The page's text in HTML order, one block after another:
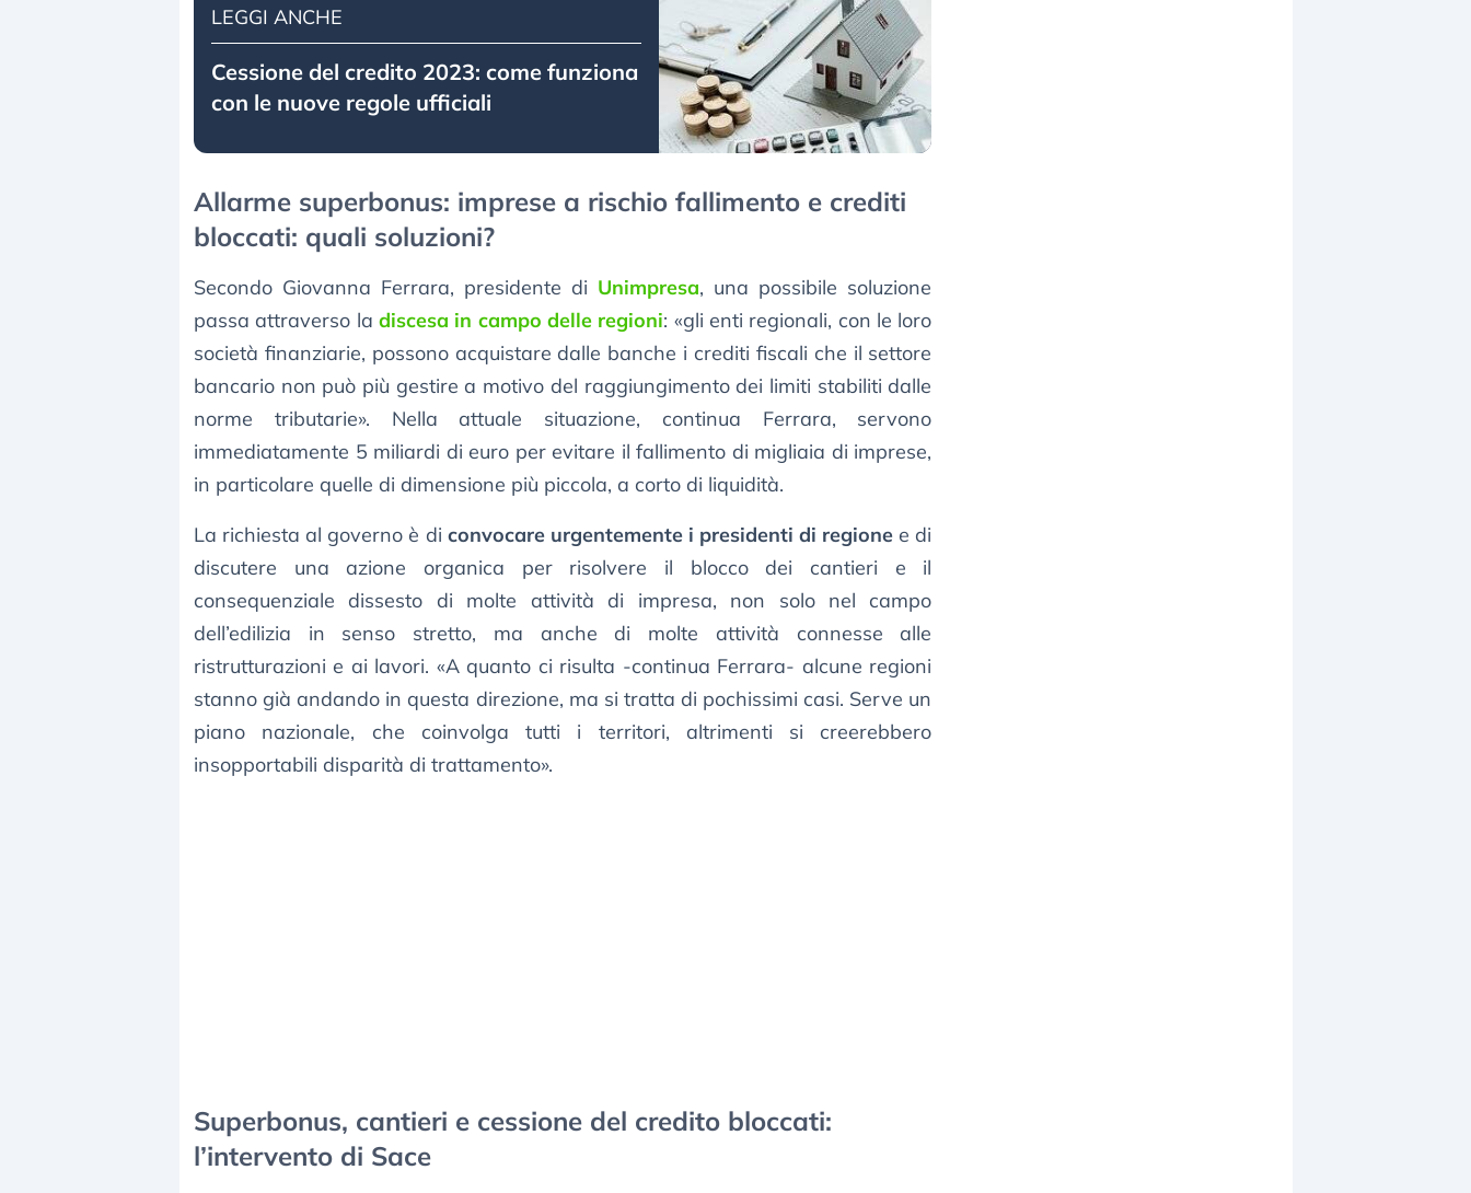
LEGGI ANCHE
Cessione del credito 2023: come funziona
con le nuove regole ufficiali
Allarme superbonus: imprese a rischio fallimento e crediti
bloccati: quali soluzioni?
Secondo Giovanna Ferrara, presidente di Unimpresa, una possibile soluzione
passa attraverso ladiscesa in campo delle regioni: «gli enti regionali, con le loro
società finanziarie, possono acquistare dalle banche i crediti fiscali che il settore
bancario non può più gestire a motivo del raggiungimento dei limiti stabiliti dalle
norme tributarie». Nella attuale situazione, continua Ferrara, servono
immediatamente 5 miliardi di euro per evitare il fallimento di migliaia di imprese,
in particolare quelle di dimensione più piccola, a corto di liquidità.
La richiesta al governo è di convocare urgentemente i presidenti di regione e di
discutere una azione organica per risolvere il blocco dei cantieri e il
consequenziale dissesto di molte attività di impresa, non solo nel campo
dell’edilizia in senso stretto, ma anche di molte attività connesse alle
ristrutturazioni e ai lavori. «A quanto ci risulta -continua Ferrara- alcune regioni
stanno già andando in questa direzione, ma si tratta di pochissimi casi. Serve un
piano nazionale, che coinvolga tutti i territori, altrimenti si creerebbero
insopportabili disparità di trattamento».
Superbonus, cantieri e cessione del credito bloccati:
l’intervento di Sace